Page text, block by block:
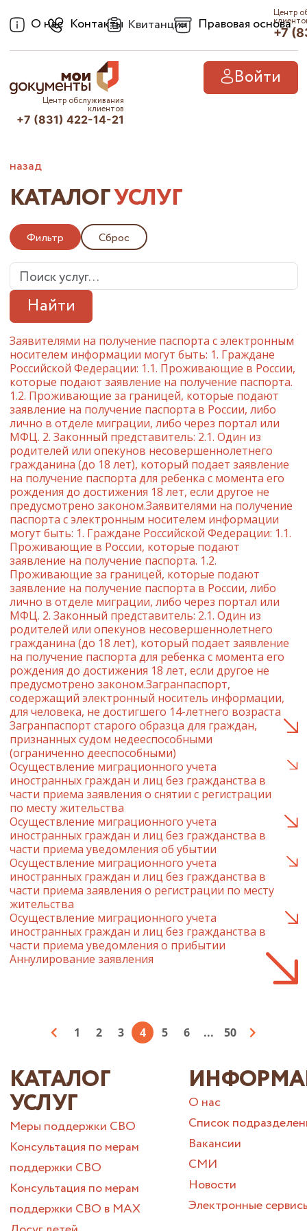
О нас Контакты Квитанции Правовая основа
Центр
+7
Войти
Центр обслуживания
клиентов
+7 (831) 422-14-21
назад
КАТАЛОГУСЛУГ
Фильтр Сброс
Найти
Заявителями на получение паспорта с электронным
носителем информации могут быть: 1. Граждане
Российской Федерации: 1.1. Проживающие в России,
которые подают заявление на получение паспорта.
1.2. Проживающие за границей, которые подают
заявление на получение паспорта в России, либо
лично в отделе миграции, либо через портал или
МФЦ. 2. Законный представитель: 2.1. Один из
родителей или опекунов несовершеннолетнего
гражданина (до 18 лет), который подает заявление
на получение паспорта для ребенка с момента его
рождения до достижения 18 лет, если другое не
предусмотрено законом.Заявителями на получение
паспорта с электронным носителем информации
могут быть: 1. Граждане Российской Федерации: 1.1.
Проживающие в России, которые подают
заявление на получение паспорта. 1.2.
Проживающие за границей, которые подают
заявление на получение паспорта в России, либо
лично в отделе миграции, либо через портал или
МФЦ. 2. Законный представитель: 2.1. Один из
родителей или опекунов несовершеннолетнего
гражданина (до 18 лет), который подает заявление
на получение паспорта для ребенка с момента его
рождения до достижения 18 лет, если другое не
предусмотрено законом.Загранпаспорт,
содержащий электронный носитель информации,
для человека, не достигшего 14-летнего возраста
Загранпаспорт старого образца для граждан,
признанных судом недееспособными
(ограниченно дееспособными)
Осуществление миграционного учета
иностранных граждан и лиц без гражданства в
части приема заявления о снятии с регистрации
по месту жительства
Осуществление миграционного учета
иностранных граждан и лиц без гражданства в
части приема уведомления об убытии
Осуществление миграционного учета
иностранных граждан и лиц без гражданства в
части приема заявления о регистрации по месту
жительства
Осуществление миграционного учета
иностранных граждан и лиц без гражданства в
части приема уведомления о прибытии
Аннулирование заявления
1 2 3 4 5 6 ... 50
КАТАЛОГ
УСЛУГ
Меры поддержки СВО
Консультация по мерам
поддержки СВО
Консультация по мерам
поддержки СВО в МАХ
О нас
Список
Вакансии
СМИ
Новости
Электронные